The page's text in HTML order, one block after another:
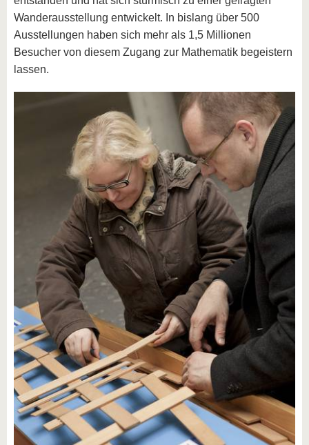
Wanderausstellung entwickelt. In bislang über 500
Ausstellungen haben sich mehr als 1,5 Millionen
Besucher von diesem Zugang zur Mathematik begeistern
lassen.